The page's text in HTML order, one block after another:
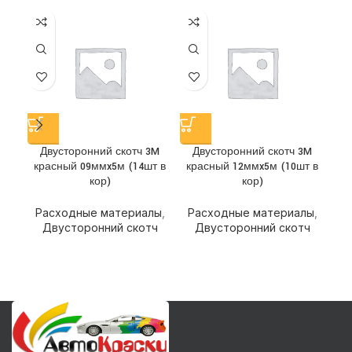
Двусторонний скотч 3M
красный 09ммx5м (14шт в
кор)
Расходные материалы
Двусторонний скотч
Двусторонний скотч 3M
красный 12ммx5м (10шт в
кор)
Расходные материалы
Двусторонний скотч